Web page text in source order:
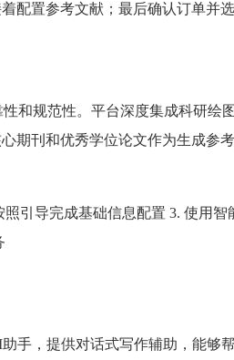
配置参考文献；最后确认订单并
性和规范性。平台深度集成科研
期刊和优秀学位论文作为生成参
照引导完成基础信息配置 3. 使用
手，提供对话式写作辅助，能够